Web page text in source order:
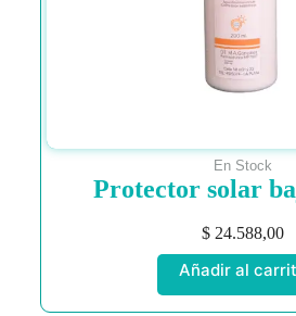
En Stock
Protector solar
$24.588,00
Añadir al